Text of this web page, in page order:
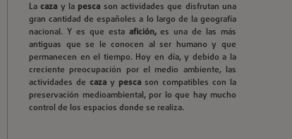
Lacaza y la pesca son actividades que disfrutan una
gran cantidad de españoles a lo largo de la geografía
nacional. Y es que esta afición,es una de las más
antiguas que se le conocen al ser humano y que
permanecen en el tiempo. Hoy en día, y debido a la
creciente preocupación por el medio ambiente, las
actividades de caza y pesca son compatibles con la
preservación medioambiental, por lo que hay mucho
control de los espacios donde se realiza.